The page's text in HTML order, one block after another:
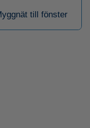
till fönster